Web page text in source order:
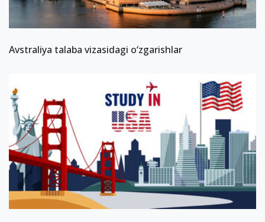
Avstraliya talaba vizasidagi o‘zgarishlar